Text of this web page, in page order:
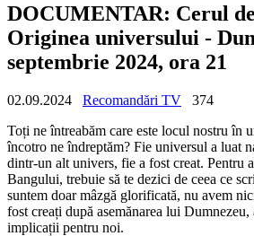
DOCUMENTAR: Cerul
Originea universului -
septembrie 2024, ora 21
02.09.2024 Recomandări TV
374
Toți ne întreabăm care este locul nostru în
încotro ne îndreptăm? Fie universul a luat
dintr-un alt univers, fie a fost creat. Pentru
Bangului, trebuie să te dezici de ceea ce
suntem doar mâzgă glorificată, nu avem
fost creați după asemănarea lui Dumnezeu,
implicații pentru noi.